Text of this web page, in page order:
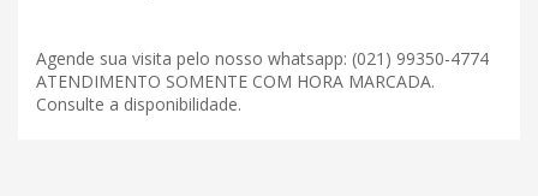
Agende sua visita pelo nosso whatsapp: (021) 99350-4774
ATENDIMENTO SOMENTE COM HORA MARCADA.
Consulte a disponibilidade.